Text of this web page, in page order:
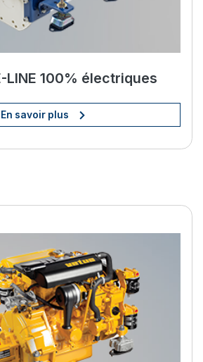
LINE 100% électriques
En savoir plus
Améliorez votre vie à bord